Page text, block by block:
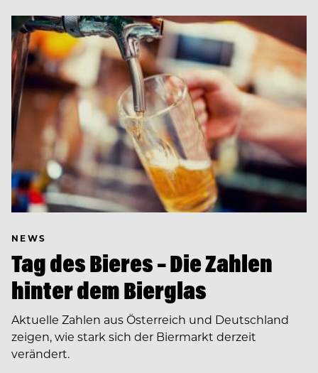
NEWS
Tag des Bieres – Die Zahlen
hinter dem Bierglas
Aktuelle Zahlen aus Österreich und Deutschland
zeigen, wie stark sich der Biermarkt derzeit
verändert.